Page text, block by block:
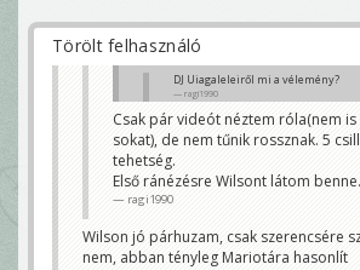
Törölt felhasználó
DJ Uiagaleleiről mi a vélemény?
ragi1990
Ahogy Lawrence tovább áll, övé a
és minden bizonnyal nem lesz visszaesés
sőt, minimum Mariota vagy Tua féle
tőle
r.baggio
Csak pár videót néztem róla(nem is
sokat), de nem tűnik rossznak. 5
tehetség.
Első ránézésre Wilsont látom benne.
ragi1990
Wilson jó párhuzam, csak szerencsére
nem, abban tényleg Mariotára hasonlít